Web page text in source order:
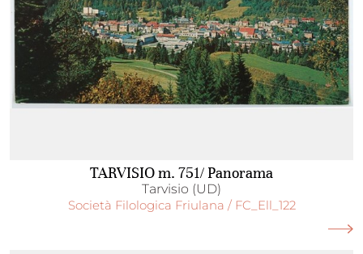
TARVISIO m. 751/ Panorama
Tarvisio (UD)
Società Filologica Friulana / FC_Ell_122